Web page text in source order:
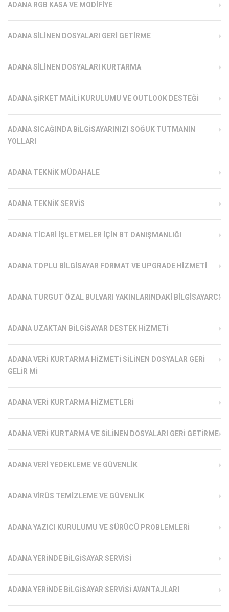
ADANA RGB KASA VE MODIFIYE
ADANA SILINEN DOSYALARI GERI GETIRME
ADANA SILINEN DOSYALARI KURTARMA
ADANA ŞIRKET MAILI KURULUMU VE OUTLOOK DESTEĞI
ADANA SICAĞINDA BILGISAYARINIZI SOĞUK TUTMANIN
YOLLARI
ADANA TEKNIK MÜDAHALE
ADANA TEKNIK SERVIS
ADANA TICARI İŞLETMELER İÇIN BT DANIŞMANLIĞI
ADANA TOPLU BILGISAYAR FORMAT VE UPGRADE HIZMETI
ADANA TURGUT ÖZAL BULVARI YAKINLARINDAKI BILGISAYARCI
ADANA UZAKTAN BILGISAYAR DESTEK HIZMETI
ADANA VERI KURTARMA HIZMETI SILINEN DOSYALAR GERI
GELIR MI
ADANA VERI KURTARMA HIZMETLERI
ADANA VERI KURTARMA VE SILINEN DOSYALARI GERI GETIRME
ADANA VERI YEDEKLEME VE GÜVENLIK
ADANA VIRÜS TEMIZLEME VE GÜVENLIK
ADANA YAZICI KURULUMU VE SÜRÜCÜ PROBLEMLERI
ADANA YERINDE BILGISAYAR SERVISI
ADANA YERINDE BILGISAYAR SERVISI AVANTAJLARI